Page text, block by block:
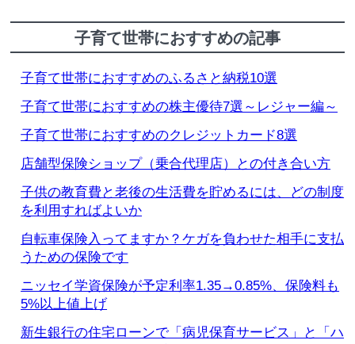
子育て世帯におすすめの記事
子育て世帯におすすめのふるさと納税10選
子育て世帯におすすめの株主優待7選～レジャー編～
子育て世帯におすすめのクレジットカード8選
店舗型保険ショップ（乗合代理店）との付き合い方
子供の教育費と老後の生活費を貯めるには、どの制度
を利用すればよいか
自転車保険入ってますか？ケガを負わせた相手に支払
うための保険です
ニッセイ学資保険が予定利率1.35→0.85%、保険料も
5%以上値上げ
新生銀行の住宅ローンで「病児保育サービス」と「ハ